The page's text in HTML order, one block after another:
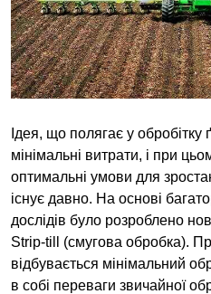
Ідея, що полягає у обробітку
мінімальні витрати, і при
оптимальні умови для
існує давно. На основі
дослідів було розроблено
Strip-till (смугова обробка).
відбувається мінімальний
в собі переваги звичайної